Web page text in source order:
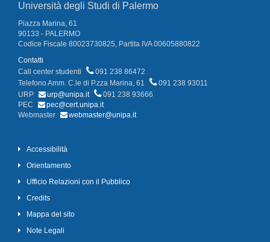
Università degli Studi di Palermo
Piazza Marina, 61
90133 - PALERMO
Codice Fiscale 80023730825, Partita IVA 00605880822
Contatti
Call center studenti
091 238 86472
Telefono Amm. C.le di P.zza Marina, 61
091 238 93011
URP
urp@unipa.it
091 238 93666
PEC
pec@cert.unipa.it
Webmaster
webmaster@unipa.it
Accessibilità
Orientamento
Ufficio Relazioni con il Pubblico
Credits
Mappa del sito
Note Legali